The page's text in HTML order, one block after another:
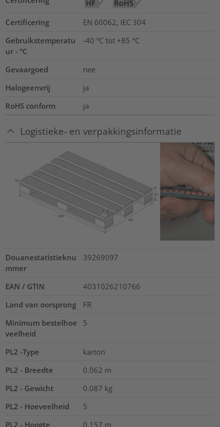
Certificering
EN 60062, IEC 304
Gebruikstemperatu
ur - °C
-40 °C tot +85 °C
Gevaargoed
nee
Halogeenvrij
ja
RoHS conform
ja
Logistieke- en verpakkingsinformatie
Douanestatistieknu
mmer
39269097
EAN / GTIN
4031026210766
Land van oorsprong
FR
Minimum bestelhoe
veelheid
5
PL2 -Type
karton
PL2 - Breedte
0.062 m
PL2 - Gewicht
0.087 kg
PL2 - Hoeveelheid
5
PL2 - Hoogte
0.157 m